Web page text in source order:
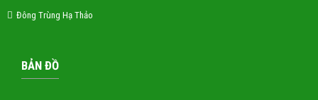
Đông Trùng Hạ Thảo
BẢN ĐỒ